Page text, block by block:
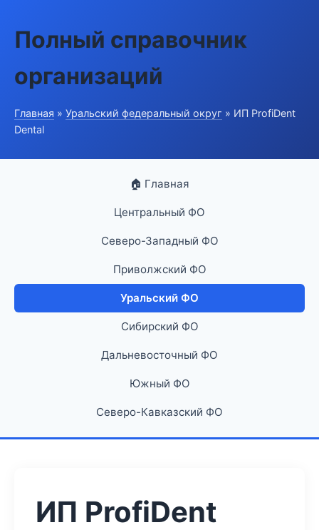
Полный справочник
организаций
Главная » Уральский федеральный округ » ИП ProfiDent
Dental
🏠 Главная
Центральный ФО
Северо-Западный ФО
Приволжский ФО
Уральский ФО
Сибирский ФО
Дальневосточный ФО
Южный ФО
Северо-Кавказский ФО
ИП ProfiDent